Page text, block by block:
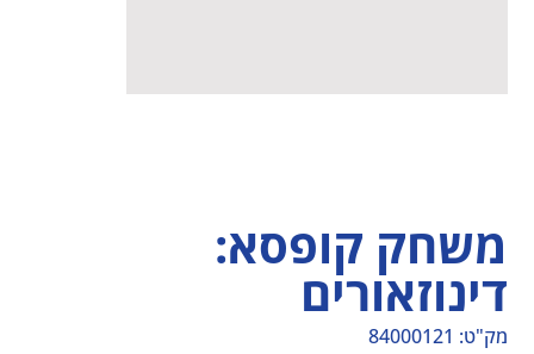
משחק קופסא:
דינוזאורים
מק"ט:
מק"ט
84000121
84000121